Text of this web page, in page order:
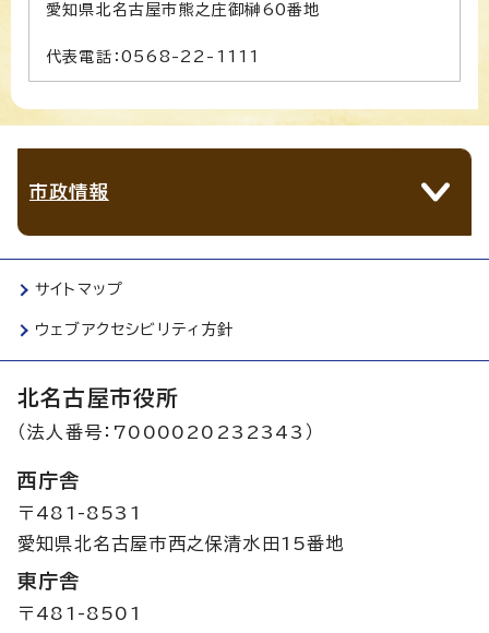
愛知県北名古屋市熊之庄御榊60番地
代表電話：0568-22-1111
市政情報
サイトマップ
ウェブアクセシビリティ方針
北名古屋市役所
（法人番号：7000020232343）
西庁舎
〒481-8531
愛知県北名古屋市西之保清水田15番地
東庁舎
〒481-8501